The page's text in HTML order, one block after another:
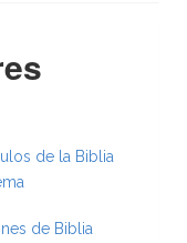
de la Biblia
de Biblia